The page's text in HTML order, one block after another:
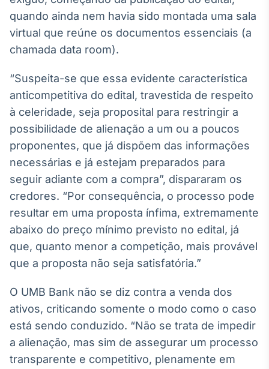
Tokenização
de ativos
Crédito
Em breve
quando ainda nem havia sido montada uma sala
virtual que reúne os documentos essenciais (a
chamada data room).
“Suspeita-se que essa evidente característica
anticompetitiva do edital, travestida de respeito
à celeridade, seja proposital para restringir a
possibilidade de alienação a um ou a poucos
proponentes, que já dispõem das informações
necessárias e já estejam preparados para
seguir adiante com a compra”, dispararam os
credores. “Por consequência, o processo pode
resultar em uma proposta ínfima, extremamente
abaixo do preço mínimo previsto no edital, já
que, quanto menor a competição, mais provável
que a proposta não seja satisfatória.”
O UMB Bank não se diz contra a venda dos
ativos, criticando somente o modo como o caso
está sendo conduzido. “Não se trata de impedir
a alienação, mas sim de assegurar um processo
transparente e competitivo, plenamente em